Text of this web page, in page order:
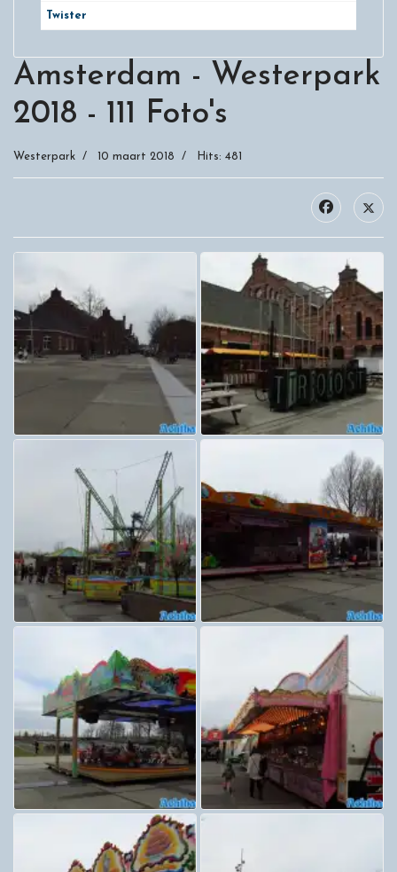
Twister
Amsterdam - Westerpark
2018 - 111 Foto's
Westerpark 10 maart 2018 Hits: 481